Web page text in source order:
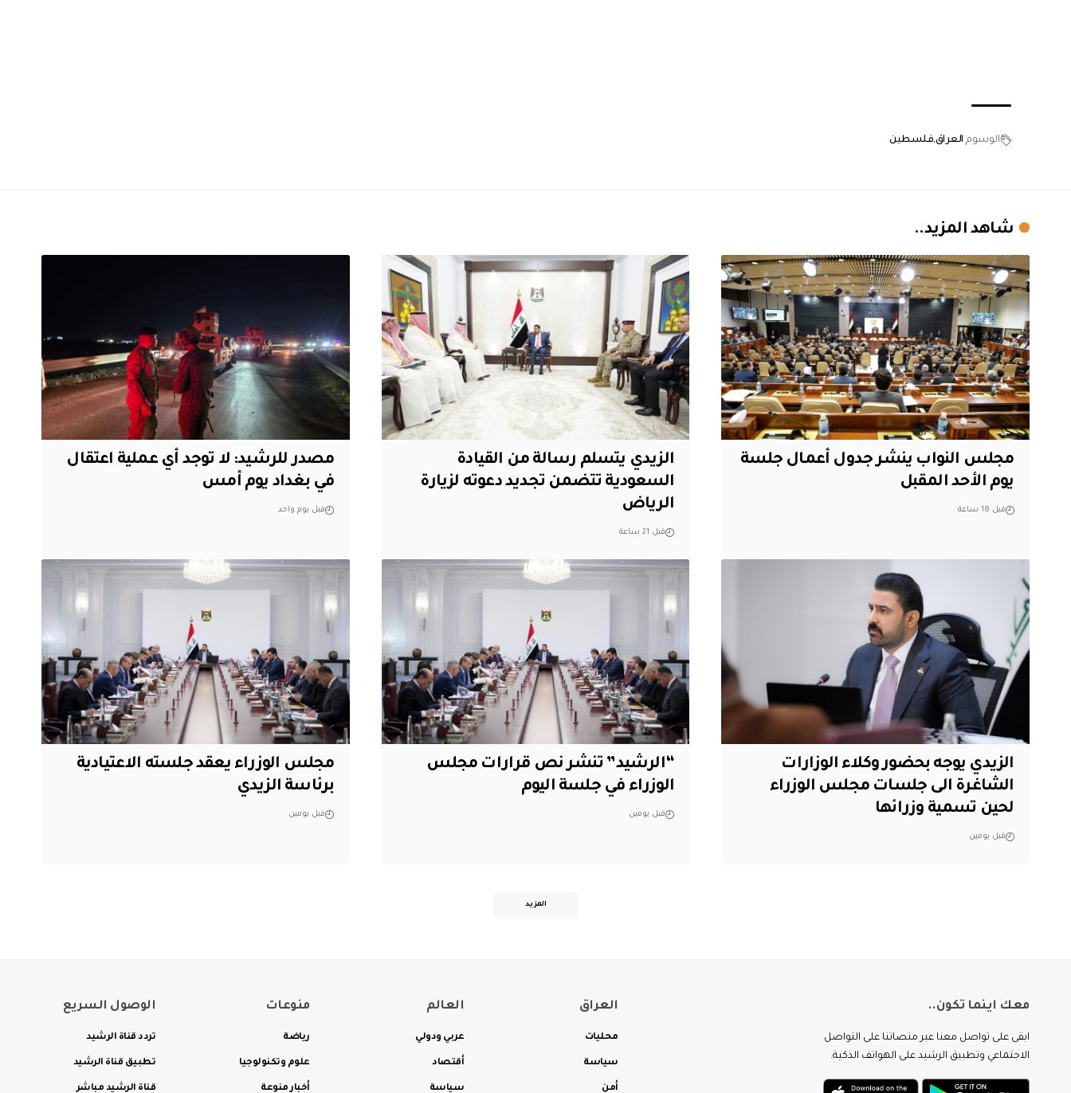
الوسوم العراق فلسطين
شاهد المزيد..
مجلس النواب ينشر جدول أعمال جلسة
يوم الأحد المقبل
قبل 18 ساعة
الزيدي يتسلم رسالة من القيادة
السعودية تتضمن تجديد دعوته لزيارة
الرياض
قبل 21 ساعة
مصدر للرشيد: لا توجد أي عملية اعتقال
في بغداد يوم أمس
قبل يوم واحد
الزيدي يوجه بحضور وكلاء الوزارات
الشاغرة الى جلسات مجلس الوزراء
لحين تسمية وزرائها
قبل يومين
“الرشيد” تنشر نص قرارات مجلس
الوزراء في جلسة اليوم
قبل يومين
مجلس الوزراء يعقد جلسته الاعتيادية
برئاسة الزيدي
قبل يومين
المزيد
معك اينما تكون..
ابقى على تواصل معنا عبر منصاتنا على التواصل
الاجتماعي وتطبيق الرشيد على الهواتف الذكية.
العراق
محليات
سياسة
أمن
العالم
عربي ودولي
أقتصاد
سياسة
منوعات
رياضة
علوم وتكنولوجيا
أخبار منوعة
الوصول السريع
تردد قناة الرشيد
تطبيق قناة الرشيد
قناة الرشيد مباشر